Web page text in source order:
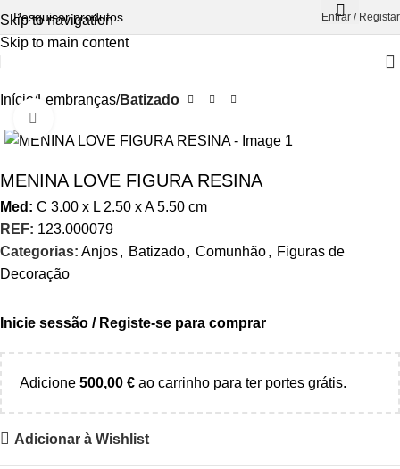
Skip to navigation
Skip to main content
Entrar / Registar
Início Lembranças Batizado
MENINA LOVE FIGURA RESINA
Med: C 3.00 x L 2.50 xA5.50 cm
REF: 123.000079
Categorias: Anjos, Batizado, Comunhão, Figuras de
Decoração
Inicie sessão / Registe-se para comprar
Adicione 500,00 € ao carrinho para ter portes grátis.
Adicionar à Wishlist